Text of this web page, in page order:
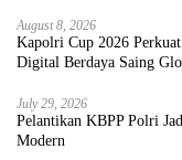
August 8, 2026
Kapolri Cup 2026
Digital Berdaya Saing
July 29, 2026
Pelantikan KBPP Polri
Modern